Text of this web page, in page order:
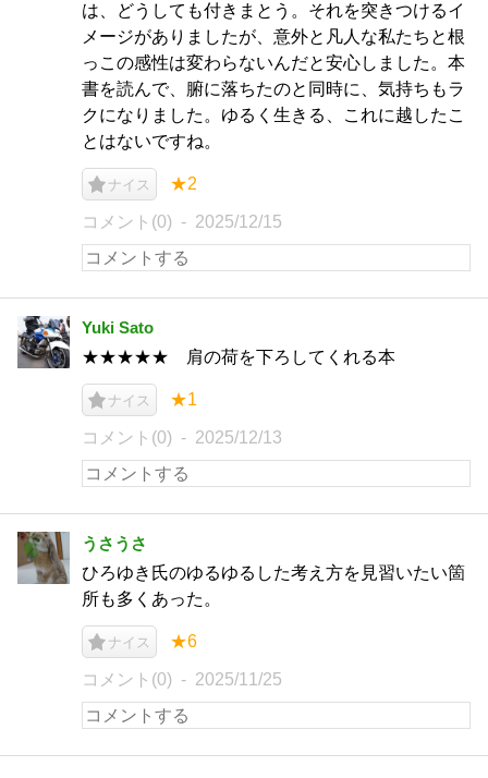
は、どうしても付きまとう。それを突きつけるイ
メージがありましたが、意外と凡人な私たちと根
っこの感性は変わらないんだと安心しました。本
書を読んで、腑に落ちたのと同時に、気持ちもラ
クになりました。ゆるく生きる、これに越したこ
とはないですね。
ナイス ★2
コメント(0) 2025/12/15
Yuki Sato
★★★★★ 肩の荷を下ろしてくれる本
ナイス ★1
コメント(0) 2025/12/13
うさうさ
ひろゆき氏のゆるゆるした考え方を見習いたい箇
所も多くあった。
ナイス ★6
コメント(0) 2025/11/25